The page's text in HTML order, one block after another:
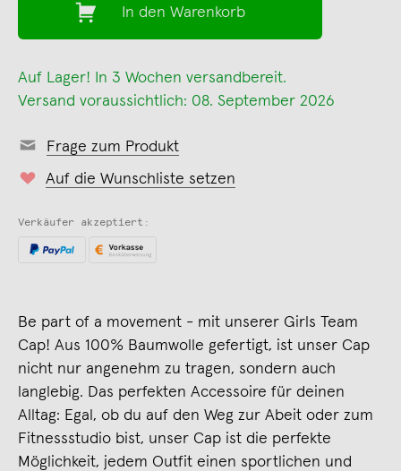
In den Warenkorb
Auf Lager! In 3 Wochen versandbereit.
Versand voraussichtlich: 08. September 2026
Frage zum Produkt
Auf die Wunschliste setzen
Verkäufer akzeptiert:
Be part of a movement - mit unserer Girls Team
Cap! Aus 100% Baumwolle gefertigt, ist unser Cap
nicht nur angenehm zu tragen, sondern auch
langlebig. Das perfekten Accessoire für deinen
Alltag: Egal, ob du auf den Weg zur Abeit oder zum
Fitnessstudio bist, unser Cap ist die perfekte
Möglichkeit, jedem Outfit einen sportlichen und